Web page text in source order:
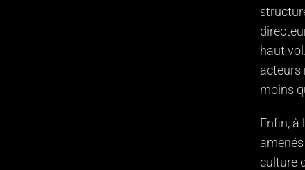
haut
acteurs
moins
Enfin, à
culture